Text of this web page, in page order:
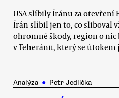
USA slíbily Íránu za otevření
Írán slíbil jen to, co sliboval
ohromné škody, region o nic
v Teheránu, který se útokem
Analýza ● Petr Jedlička